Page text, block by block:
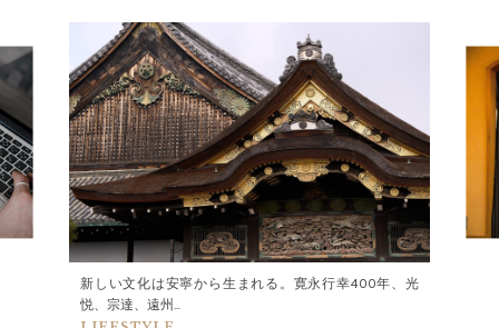
新しい文化は安寧から生まれる。寛永行幸400年、光
悦、宗達、遠州...